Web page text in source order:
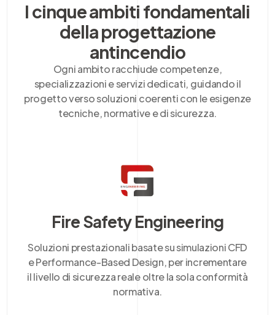
I cinque ambiti fondamentali
della progettazione
antincendio
Ogni ambito racchiude competenze,
specializzazioni e servizi dedicati, guidando il
progetto verso soluzioni coerenti con le esigenze
tecniche, normative e di sicurezza.
Fire Safety Engineering
Soluzioni prestazionali basate su simulazioni CFD
e Performance-Based Design, per incrementare
il livello di sicurezza reale oltre la sola conformità
normativa.